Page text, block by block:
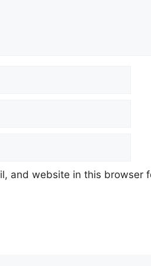
and website in this browser